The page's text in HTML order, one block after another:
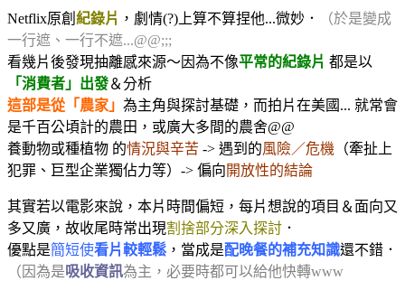
Netflix原創 紀錄片 ，劇情(?)上算不算捏他...微妙．
（於是變成
一行遮、一行不遮...@@;;;
看幾片後發現抽離感來源～因為不像平常的紀錄片 都是以
「消費者」出發＆分析
這部是從「農家」 為主角與探討基礎，而拍片在美國... 就常會
是千百公頃計的農田，或廣大多間的農舍@@
養動物或種植物 的情況與辛苦 -> 遇到的風險／危機 （牽扯上
犯罪、巨型企業獨佔力等）-> 偏向開放性的結論
其實若以電影來說，本片時間偏短，每片想說的項目＆面向又
多又廣，故收尾時常出現割捨部分深入探討 ．
優點是簡短使看片較輕鬆 ，當成是配晚餐的補充知識還不錯．
（因為是吸收資訊為主，必要時都可以給他快轉www